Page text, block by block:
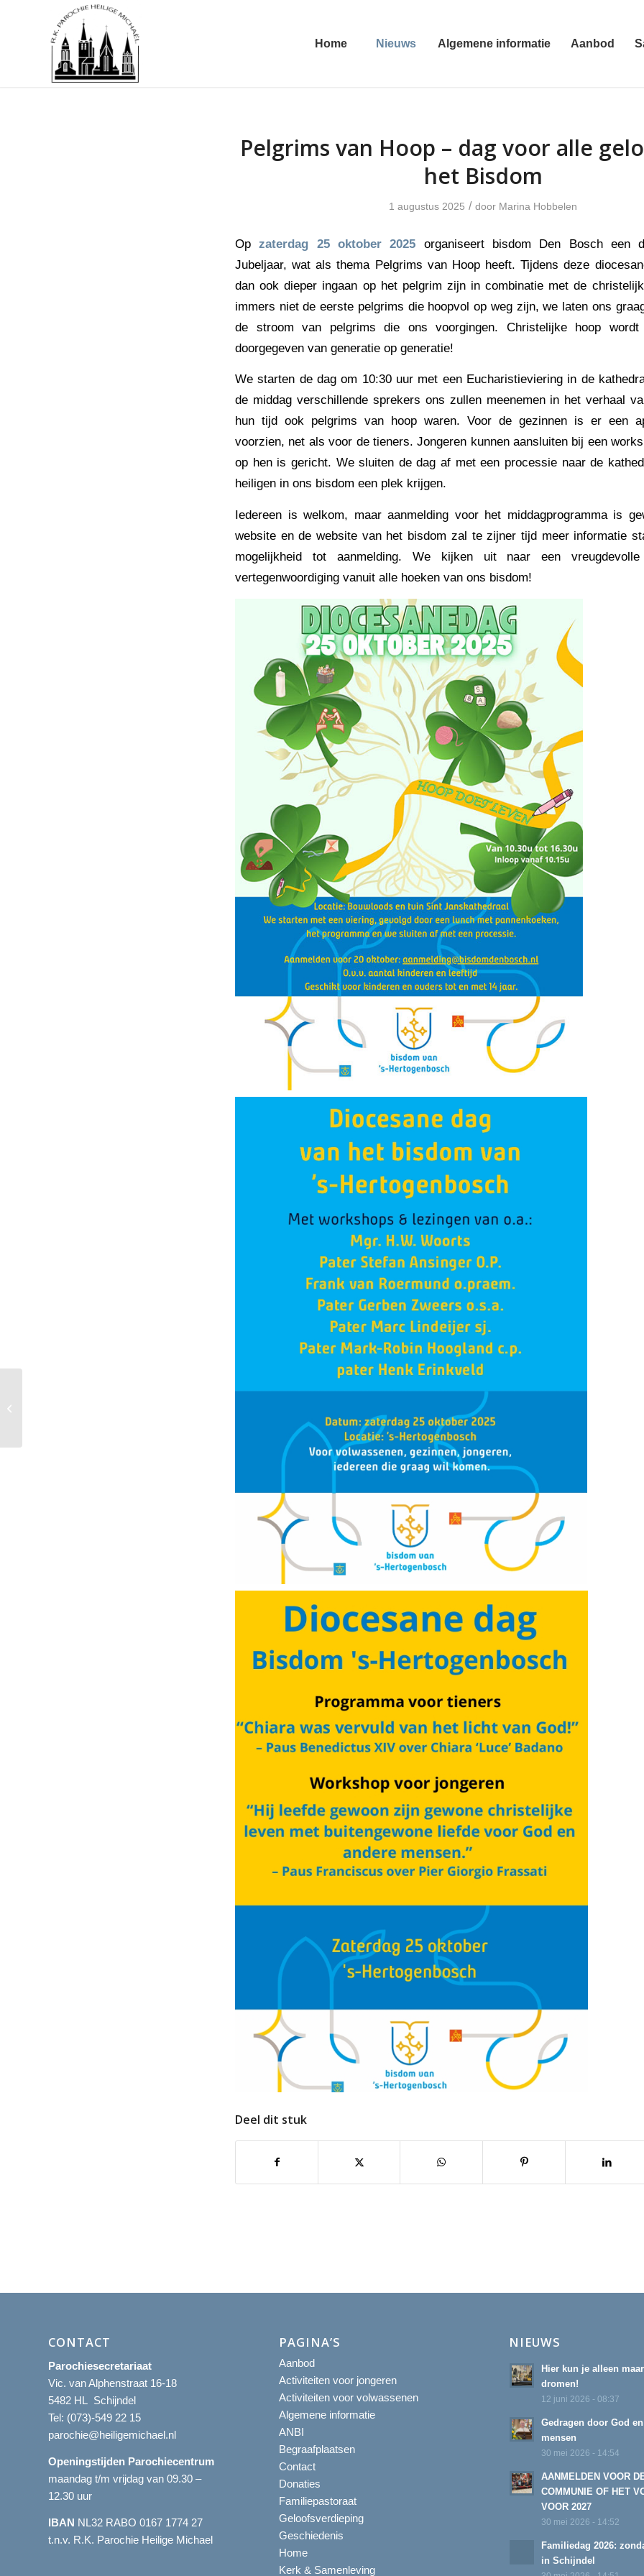
Home Nieuws Algemene informatie Aanbod
Pelgrims van Hoop – dag voor alle
het Bisdom
1 augustus 2025 / door Marina Hobbelen
Opzaterdag 25 oktober 2025 organiseert bisdom Den Bosch een
Jubeljaar, wat als thema Pelgrims van Hoop heeft. Tijdens deze
dan ook dieper ingaan op het pelgrim zijn in combinatie met de
immers niet de eerste pelgrims die hoopvol op weg zijn, we laten ons
de stroom van pelgrims die ons voorgingen. Christelijke hoop wordt
doorgegeven van generatie op generatie!
We starten de dag om 10:30 uur met een Eucharistieviering in de
de middag verschillende sprekers ons zullen meenemen in het verhaal
hun tijd ook pelgrims van hoop waren. Voor de gezinnen is er een
voorzien, net als voor de tieners. Jongeren kunnen aansluiten bij een
op hen is gericht. We sluiten de dag af met een processie naar de
heiligen in ons bisdom een plek krijgen.
Iedereen is welkom, maar aanmelding voor het middagprogramma is
website en de website van het bisdom zal te zijner tijd meer informatie
mogelijkheid tot aanmelding. We kijken uit naar een
vertegenwoordiging vanuit alle hoeken van ons bisdom!
Deel dit stuk
CONTACT
Parochiesecretariaat
Vic. van Alphenstraat 16-18
5482 HL Schijndel
Tel: (073)-549 22 15
parochie@heiligemichael.nl
Openingstijden Parochiecentrum
maandag t/m vrijdag van 09.30 –
12.30 uur
IBAN NL32 RABO 0167 1774 27
t.n.v. R.K. Parochie Heilige Michael
PAGINA’S
Aanbod
Activiteiten voor jongeren
Activiteiten voor volwassenen
Algemene informatie
ANBI
Begraafplaatsen
Contact
Donaties
Familiepastoraat
Geloofsverdieping
Geschiedenis
Home
Kerk & Samenleving
NIEUWS
Hier kun je alleen
dromen!
12 juni 2026 - 08:37
Gedragen door God
mensen
30 mei 2026 - 14:54
AANMELDEN VOOR
COMMUNIE OF HET
VOOR 2027
30 mei 2026 - 14:52
Familiedag 2026:
in Schijndel